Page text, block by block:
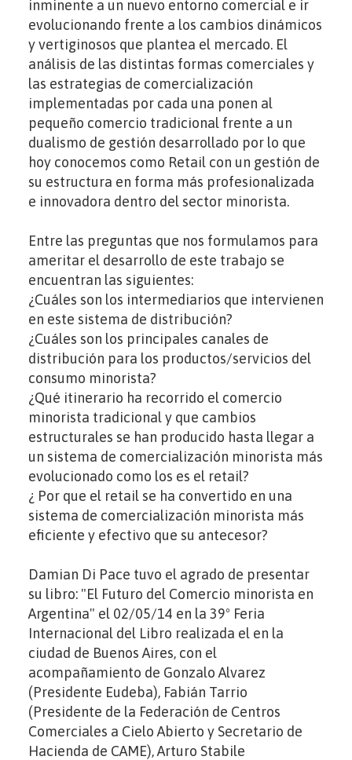
inminente a un nuevo entorno comercial e ir
evolucionando frente a los cambios dinámicos
y vertiginosos que plantea el mercado. El
análisis de las distintas formas comerciales y
las estrategias de comercialización
implementadas por cada una ponen al
pequeño comercio tradicional frente a un
dualismo de gestión desarrollado por lo que
hoy conocemos como Retail con un gestión de
su estructura en forma más profesionalizada
e innovadora dentro del sector minorista.
Entre las preguntas que nos formulamos para
ameritar el desarrollo de este trabajo se
encuentran las siguientes:
¿Cuáles son los intermediarios que intervienen
en este sistema de distribución?
¿Cuáles son los principales canales de
distribución para los productos/servicios del
consumo minorista?
¿Qué itinerario ha recorrido el comercio
minorista tradicional y que cambios
estructurales se han producido hasta llegar a
un sistema de comercialización minorista más
evolucionado como los es el retail?
¿ Por que el retail se ha convertido en una
sistema de comercialización minorista más
eficiente y efectivo que su antecesor?
Damian Di Pace tuvo el agrado de presentar
su libro: "El Futuro del Comercio minorista en
Argentina" el 02/05/14 en la 39º Feria
Internacional del Libro realizada el en la
ciudad de Buenos Aires, con el
acompañamiento de Gonzalo Alvarez
(Presidente Eudeba), Fabián Tarrio
(Presidente de la Federación de Centros
Comerciales a Cielo Abierto y Secretario de
Hacienda de CAME), Arturo Stabile